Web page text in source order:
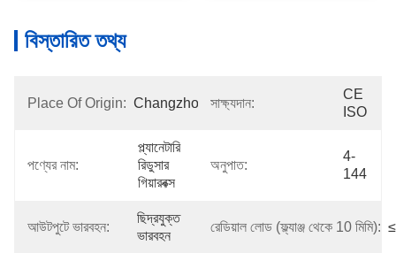
বিস্তারিত তথ্য
Place Of Origin: Changzhou সাক্ষ্যদান:
CE
ISO
পণ্যের নাম:
প্ল্যানেটারি
রিডুসার
গিয়ারবক্স
অনুপাত:
4-
144
আউটপুটে ভারবহন:
ছিদ্রযুক্ত
ভারবহন
রেডিয়াল লোড (ফ্ল্যাঞ্জ থেকে 10 মিমি):